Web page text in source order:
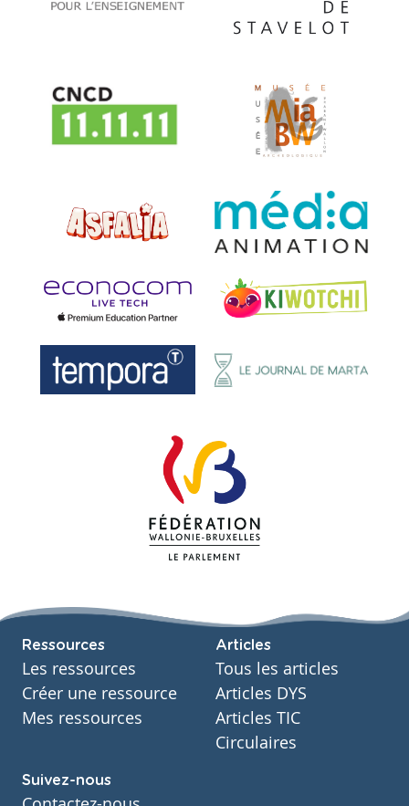
Ressources
Les ressources
Créer une ressource
Mes ressources
Articles
Tous les articles
Articles DYS
Articles TIC
Circulaires
Suivez-nous